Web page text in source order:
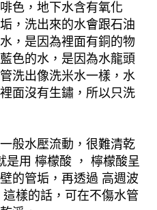
色，地下水含有氧化
，洗出來的水會跟石油
，是因為裡面有銅的物
色的水，是因為水龍頭
洗出像洗米水一樣，水
面沒有生鏽，所以只洗
般水壓流動，很難清乾
是用 檸檬酸 ， 檸檬酸呈
的管垢，再透過 高週波
樣的話，可在不傷水管